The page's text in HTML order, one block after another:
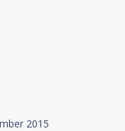
2015